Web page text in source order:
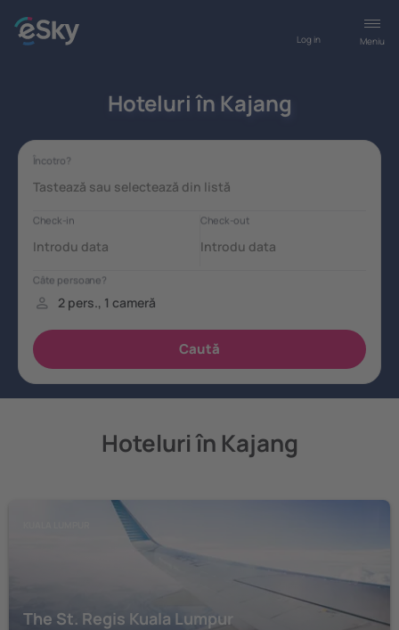
Meniu
Log in
Hoteluri în Kajang
Hoteluri în Kajang
The St. Regis Kuala Lumpur